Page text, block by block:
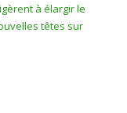
à élargir le
têtes sur